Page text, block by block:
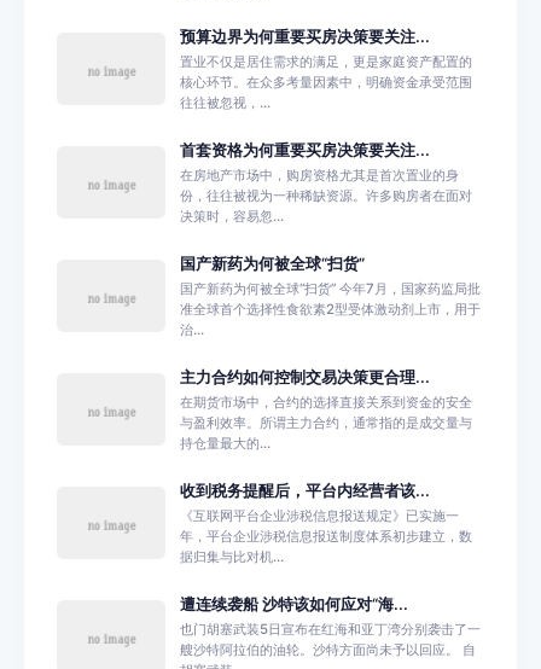
预算边界为何重要买房决策要关注...
置业不仅是居住需求的满足，更是家庭资产配置的
核心环节。在众多考量因素中，明确资金承受范围
往往被忽视，...
首套资格为何重要买房决策要关注...
在房地产市场中，购房资格尤其是首次置业的身
份，往往被视为一种稀缺资源。许多购房者在面对
决策时，容易忽...
国产新药为何被全球“扫货”
国产新药为何被全球“扫货” 今年7月，国家药监局批
准全球首个选择性食欲素2型受体激动剂上市，用于
治...
主力合约如何控制交易决策更合理...
在期货市场中，合约的选择直接关系到资金的安全
与盈利效率。所谓主力合约，通常指的是成交量与
持仓量最大的...
收到税务提醒后，平台内经营者该...
《互联网平台企业涉税信息报送规定》已实施一
年，平台企业涉税信息报送制度体系初步建立，数
据归集与比对机...
遭连续袭船 沙特该如何应对“海...
也门胡塞武装5日宣布在红海和亚丁湾分别袭击了一
艘沙特阿拉伯的油轮。沙特方面尚未予以回应。 自